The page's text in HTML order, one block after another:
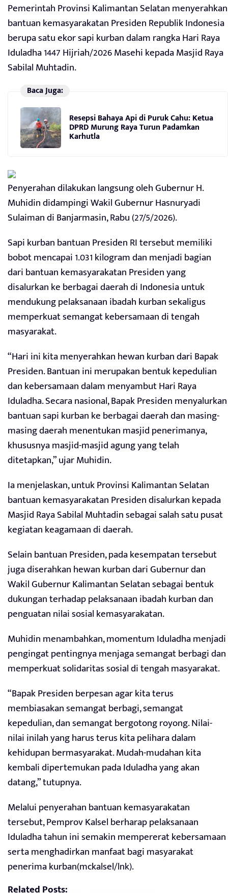
Pemerintah Provinsi Kalimantan Selatan menyerahkan
bantuan kemasyarakatan Presiden Republik Indonesia
berupa satu ekor sapi kurban dalam rangka Hari Raya
Iduladha 1447 Hijriah/2026 Masehi kepada Masjid Raya
Sabilal Muhtadin.
Baca Juga:
Resepsi Bahaya Api di Puruk Cahu: Ketua
DPRD Murung Raya Turun Padamkan
Karhutla
Penyerahan dilakukan langsung oleh Gubernur H.
Muhidin didampingi Wakil Gubernur Hasnuryadi
Sulaiman di Banjarmasin, Rabu (27/5/2026).
Sapi kurban bantuan Presiden RI tersebut memiliki
bobot mencapai 1.031 kilogram dan menjadi bagian
dari bantuan kemasyarakatan Presiden yang
disalurkan ke berbagai daerah di Indonesia untuk
mendukung pelaksanaan ibadah kurban sekaligus
memperkuat semangat kebersamaan di tengah
masyarakat.
“Hari ini kita menyerahkan hewan kurban dari Bapak
Presiden. Bantuan ini merupakan bentuk kepedulian
dan kebersamaan dalam menyambut Hari Raya
Iduladha. Secara nasional, Bapak Presiden menyalurkan
bantuan sapi kurban ke berbagai daerah dan masing-
masing daerah menentukan masjid penerimanya,
khususnya masjid-masjid agung yang telah
ditetapkan,” ujar Muhidin.
Ia menjelaskan, untuk Provinsi Kalimantan Selatan
bantuan kemasyarakatan Presiden disalurkan kepada
Masjid Raya Sabilal Muhtadin sebagai salah satu pusat
kegiatan keagamaan di daerah.
Selain bantuan Presiden, pada kesempatan tersebut
juga diserahkan hewan kurban dari Gubernur dan
Wakil Gubernur Kalimantan Selatan sebagai bentuk
dukungan terhadap pelaksanaan ibadah kurban dan
penguatan nilai sosial kemasyarakatan.
Muhidin menambahkan, momentum Iduladha menjadi
pengingat pentingnya menjaga semangat berbagi dan
memperkuat solidaritas sosial di tengah masyarakat.
“Bapak Presiden berpesan agar kita terus
membiasakan semangat berbagi, semangat
kepedulian, dan semangat bergotong royong. Nilai-
nilai inilah yang harus terus kita pelihara dalam
kehidupan bermasyarakat. Mudah-mudahan kita
kembali dipertemukan pada Iduladha yang akan
datang,” tutupnya.
Melalui penyerahan bantuan kemasyarakatan
tersebut, Pemprov Kalsel berharap pelaksanaan
Iduladha tahun ini semakin mempererat kebersamaan
serta menghadirkan manfaat bagi masyarakat
penerima kurban(mckalsel/lnk).
Related Posts: